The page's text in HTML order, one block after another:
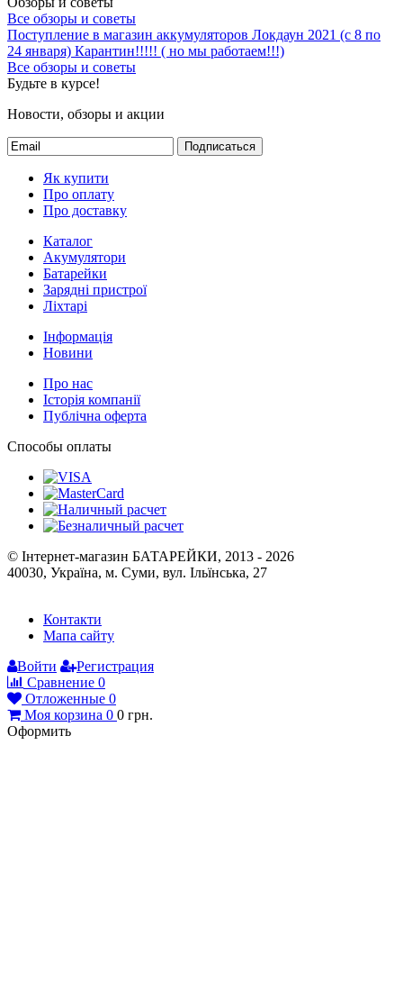
Все обзоры и советы
Будьте в курсе!
Новости, обзоры и акции
Каталог
Акумулятори
Зарядні пристрої
Ліхтарі
Інформація
Новини
Про нас
Історія компанії
Способы оплаты
© Інтернет-магазин БАТАРЕЙКИ, 2013 - 2026
40030, Україна, м. Суми, вул. Ільїнська, 27
Контакти
Войти
Регистрация
Сравнение 0
Моя корзина 0 0 грн.
Оформить